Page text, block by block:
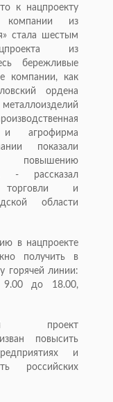
к нацпроекту
компании из
стала шестым
из
бережливые
компании, как
ордена
агрофирма
показали
повышению
- рассказал
торговли и
области
в нацпроекте
получить в
горячей линии:
9.00 до 18.00,
проект
повысить
и
российских